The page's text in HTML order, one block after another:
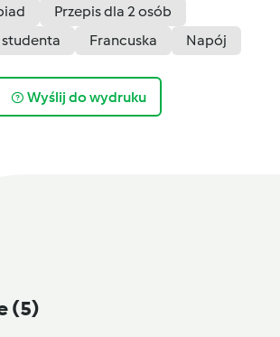
Przepis dla 2 osób
studenta
Francuska Napój
Wyślij do wydruku
(5)